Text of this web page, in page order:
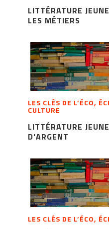
LITTÉRATURE
LES MÉTIERS
LES CLÉS DE L’ÉCO,
CULTURE
LITTÉRATURE
D'ARGENT
LES CLÉS DE L’ÉCO,